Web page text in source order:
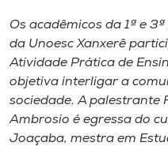
Selecione
o idioma
Os acadêmicos da 1ª e
da Unoesc Xanxerê
Atividade Prática de
objetiva interligar a
sociedade. A palestrante
Ambrosio é egressa do
Joaçaba, mestra em